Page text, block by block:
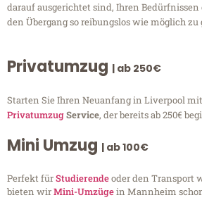
darauf ausgerichtet sind, Ihren
den Übergang so reibungslos wie möglich zu
Privatumzug | ab 250€
Starten Sie Ihren Neuanfang in Liverpool
PrivatumzugService, der bereits ab 250€
Mini Umzug | ab 100€
Perfekt fürStudierendeoder den Transport
bieten wirMini-Umzügein Mannheim